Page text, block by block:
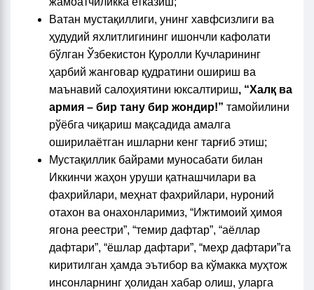
Ватан мустақиллиги, унинг хавфсизлиги ва
ҳудудий яхлитлигининг ишончли кафолати
бўлган Ўзбекистон Қуролли Кучларининг
ҳарбий жанговар қудратини ошириш ва
маънавий салоҳиятини юксалтириш, “Халқ ва
армия – бир тану бир жондир!” тамойилини
рўёбга чиқариш мақсадида амалга
оширилаётган ишларни кенг тарғиб этиш;
Мустақиллик байрами муносабати билан
Иккинчи жаҳон уруши қатнашчилари ва
фахрийлари, меҳнат фахрийлари, нуроний
отахон ва онахонларимиз, “Ижтимоий ҳимоя
ягона реестри”, “темир дафтар”, “аёллар
дафтари”, “ёшлар дафтари”, “меҳр дафтари”га
киритилган ҳамда эътибор ва кўмакка муҳтож
инсонларнинг ҳолидан хабар олиш, уларга